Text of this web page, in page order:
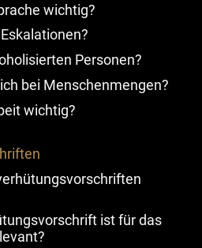
wichtig?
Personen?
bei Menschenmengen?
wichtig?
ist für das